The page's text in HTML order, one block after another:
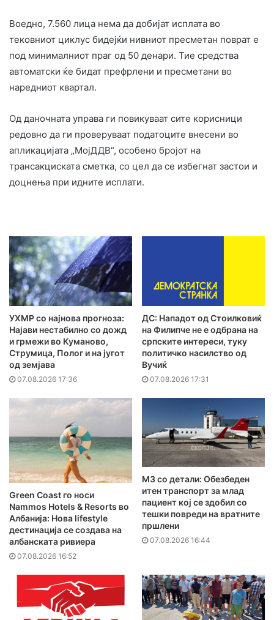
Воедно, 7.560 лица нема да добијат исплата во
тековниот циклус бидејќи нивниот пресметан поврат е
под минималниот праг од 50 денари. Тие средства
автоматски ќе бидат префрлени и пресметани во
наредниот квартал.
Од даночната управа ги повикуваат сите корисници
редовно да ги проверуваат податоците внесени во
апликацијата „МојДДВ“, особено бројот на
трансакциската сметка, со цел да се избегнат застои и
доцнења при идните исплати.
УХМР со најнова прогноза:
Најави нестабилно со дожд
и грмежи во Куманово,
Струмица, Полог и на југот
од земјава
07.08.2026 17:36
ДС: Нападот од Стоилковиќ
на Филипче не е одбрана на
српските интереси, туку
политичко насилство од
Вучиќ
07.08.2026 17:31
Green Coast го носи
Nammos Hotels & Resorts во
Албанија: Нова lifestyle
дестинација се создава на
албанската ривиера
07.08.2026 16:52
MЗ со детали: Обезбеден
итен транспорт за млад
пациент кој се здобил со
тешки повреди на вратните
пршлени
07.08.2026 16:44